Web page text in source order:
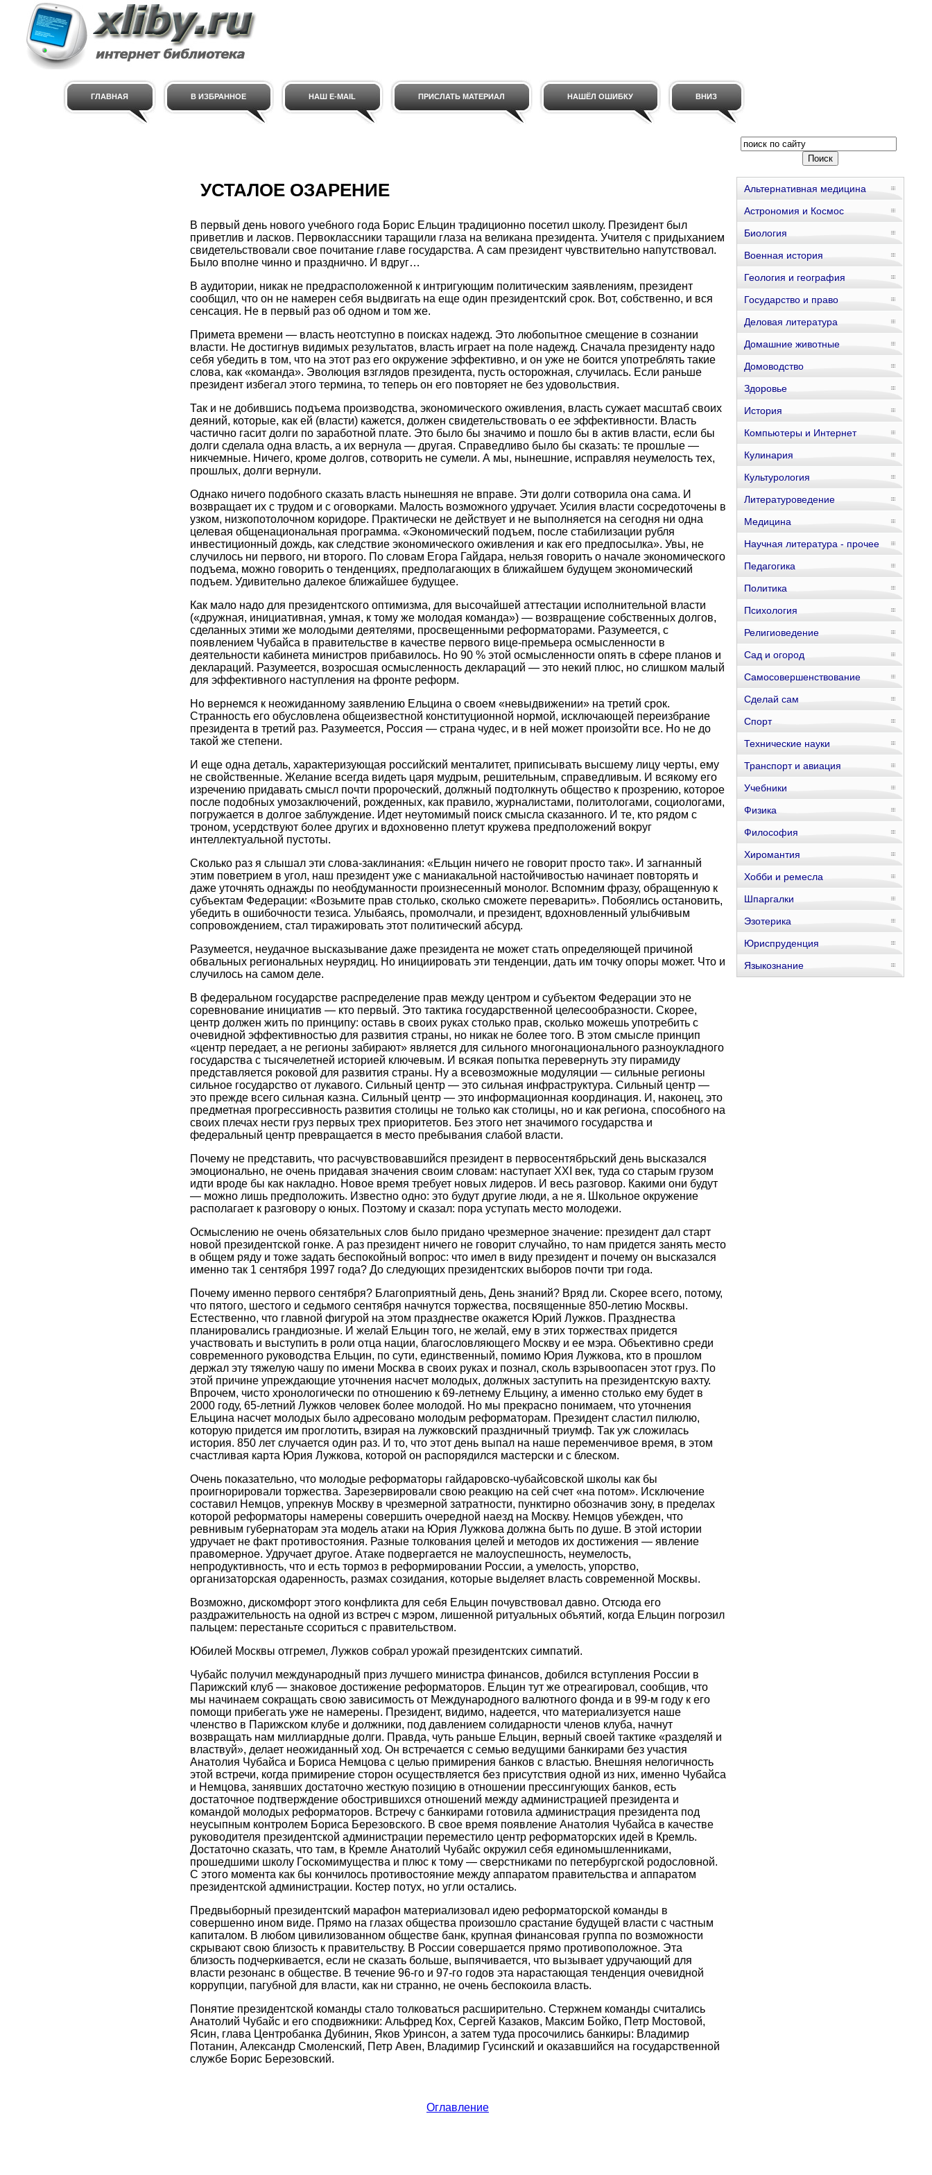
ГЛАВНАЯ В ИЗБРАННОЕ НАШ E-MAIL ПРИСЛАТЬ МАТЕРИАЛ НАШЁЛ ОШИБКУ ВНИЗ
УСТАЛОЕ ОЗАРЕНИЕ
В первый день нового учебного года Борис Ельцин традиционно посетил школу. Президент был
приветлив и ласков. Первоклассники таращили глаза на великана президента. Учителя с придыханием
свидетельствовали свое почитание главе государства. А сам президент чувствительно напутствовал.
Было вполне чинно и празднично. И вдруг…
В аудитории, никак не предрасположенной к интригующим политическим заявлениям, президент
сообщил, что он не намерен себя выдвигать на еще один президентский срок. Вот, собственно, и вся
сенсация. Не в первый раз об одном и том же.
Примета времени — власть неотступно в поисках надежд. Это любопытное смещение в сознании
власти. Не достигнув видимых результатов, власть играет на поле надежд. Сначала президенту надо
себя убедить в том, что на этот раз его окружение эффективно, и он уже не боится употреблять такие
слова, как «команда». Эволюция взглядов президента, пусть осторожная, случилась. Если раньше
президент избегал этого термина, то теперь он его повторяет не без удовольствия.
Так и не добившись подъема производства, экономического оживления, власть сужает масштаб своих
деяний, которые, как ей (власти) кажется, должен свидетельствовать о ее эффективности. Власть
частично гасит долги по заработной плате. Это было бы значимо и пошло бы в актив власти, если бы
долги сделала одна власть, а их вернула — другая. Справедливо было бы сказать: те прошлые —
никчемные. Ничего, кроме долгов, сотворить не сумели. А мы, нынешние, исправляя неумелость тех,
прошлых, долги вернули.
Однако ничего подобного сказать власть нынешняя не вправе. Эти долги сотворила она сама. И
возвращает их с трудом и с оговорками. Малость возможного удручает. Усилия власти сосредоточены в
узком, низкопотолочном коридоре. Практически не действует и не выполняется на сегодня ни одна
целевая общенациональная программа. «Экономический подъем, после стабилизации рубля
инвестиционный дождь, как следствие экономического оживления и как его предпосылка». Увы, не
случилось ни первого, ни второго. По словам Егора Гайдара, нельзя говорить о начале экономического
подъема, можно говорить о тенденциях, предполагающих в ближайшем будущем экономический
подъем. Удивительно далекое ближайшее будущее.
Как мало надо для президентского оптимизма, для высочайшей аттестации исполнительной власти
(«дружная, инициативная, умная, к тому же молодая команда») — возвращение собственных долгов,
сделанных этими же молодыми деятелями, просвещенными реформаторами. Разумеется, с
появлением Чубайса в правительстве в качестве первого вице-премьера осмысленности в
деятельности кабинета министров прибавилось. Но 90 % этой осмысленности опять в сфере планов и
деклараций. Разумеется, возросшая осмысленность деклараций — это некий плюс, но слишком малый
для эффективного наступления на фронте реформ.
Но вернемся к неожиданному заявлению Ельцина о своем «невыдвижении» на третий срок.
Странность его обусловлена общеизвестной конституционной нормой, исключающей переизбрание
президента в третий раз. Разумеется, Россия — страна чудес, и в ней может произойти все. Но не до
такой же степени.
И еще одна деталь, характеризующая российский менталитет, приписывать высшему лицу черты, ему
не свойственные. Желание всегда видеть царя мудрым, решительным, справедливым. И всякому его
изречению придавать смысл почти пророческий, должный подтолкнуть общество к прозрению, которое
после подобных умозаключений, рожденных, как правило, журналистами, политологами, социологами,
погружается в долгое заблуждение. Идет неутомимый поиск смысла сказанного. И те, кто рядом с
троном, усердствуют более других и вдохновенно плетут кружева предположений вокруг
интеллектуальной пустоты.
Сколько раз я слышал эти слова-заклинания: «Ельцин ничего не говорит просто так». И загнанный
этим поветрием в угол, наш президент уже с маниакальной настойчивостью начинает повторять и
даже уточнять однажды по необдуманности произнесенный монолог. Вспомним фразу, обращенную к
субъектам Федерации: «Возьмите прав столько, сколько сможете переварить». Побоялись остановить,
убедить в ошибочности тезиса. Улыбаясь, промолчали, и президент, вдохновленный улыбчивым
сопровождением, стал тиражировать этот политический абсурд.
Разумеется, неудачное высказывание даже президента не может стать определяющей причиной
обвальных региональных неурядиц. Но инициировать эти тенденции, дать им точку опоры может. Что и
случилось на самом деле.
В федеральном государстве распределение прав между центром и субъектом Федерации это не
соревнование инициатив — кто первый. Это тактика государственной целесообразности. Скорее,
центр должен жить по принципу: оставь в своих руках столько прав, сколько можешь употребить с
очевидной эффективностью для развития страны, но никак не более того. В этом смысле принцип
«центр передает, а не регионы забирают» является для сильного многонационального разноукладного
государства с тысячелетней историей ключевым. И всякая попытка перевернуть эту пирамиду
представляется роковой для развития страны. Ну а всевозможные модуляции — сильные регионы
сильное государство от лукавого. Сильный центр — это сильная инфраструктура. Сильный центр —
это прежде всего сильная казна. Сильный центр — это информационная координация. И, наконец, это
предметная прогрессивность развития столицы не только как столицы, но и как региона, способного на
своих плечах нести груз первых трех приоритетов. Без этого нет значимого государства и
федеральный центр превращается в место пребывания слабой власти.
Почему не представить, что расчувствовавшийся президент в первосентябрьский день высказался
эмоционально, не очень придавая значения своим словам: наступает ХХI век, туда со старым грузом
идти вроде бы как накладно. Новое время требует новых лидеров. И весь разговор. Какими они будут
— можно лишь предположить. Известно одно: это будут другие люди, а не я. Школьное окружение
располагает к разговору о юных. Поэтому и сказал: пора уступать место молодежи.
Осмыслению не очень обязательных слов было придано чрезмерное значение: президент дал старт
новой президентской гонке. А раз президент ничего не говорит случайно, то нам придется занять место
в общем ряду и тоже задать беспокойный вопрос: что имел в виду президент и почему он высказался
именно так 1 сентября 1997 года? До следующих президентских выборов почти три года.
Почему именно первого сентября? Благоприятный день, День знаний? Вряд ли. Скорее всего, потому,
что пятого, шестого и седьмого сентября начнутся торжества, посвященные 850-летию Москвы.
Естественно, что главной фигурой на этом празднестве окажется Юрий Лужков. Празднества
планировались грандиозные. И желай Ельцин того, не желай, ему в этих торжествах придется
участвовать и выступить в роли отца нации, благословляющего Москву и ее мэра. Объективно среди
современного руководства Ельцин, по сути, единственный, помимо Юрия Лужкова, кто в прошлом
держал эту тяжелую чашу по имени Москва в своих руках и познал, сколь взрывоопасен этот груз. По
этой причине упреждающие уточнения насчет молодых, должных заступить на президентскую вахту.
Впрочем, чисто хронологически по отношению к 69-летнему Ельцину, а именно столько ему будет в
2000 году, 65-летний Лужков человек более молодой. Но мы прекрасно понимаем, что уточнения
Ельцина насчет молодых было адресовано молодым реформаторам. Президент сластил пилюлю,
которую придется им проглотить, взирая на лужковский праздничный триумф. Так уж сложилась
история. 850 лет случается один раз. И то, что этот день выпал на наше переменчивое время, в этом
счастливая карта Юрия Лужкова, которой он распорядился мастерски и с блеском.
Очень показательно, что молодые реформаторы гайдаровско-чубайсовской школы как бы
проигнорировали торжества. Зарезервировали свою реакцию на сей счет «на потом». Исключение
составил Немцов, упрекнув Москву в чрезмерной затратности, пунктирно обозначив зону, в пределах
которой реформаторы намерены совершить очередной наезд на Москву. Немцов убежден, что
ревнивым губернаторам эта модель атаки на Юрия Лужкова должна быть по душе. В этой истории
удручает не факт противостояния. Разные толкования целей и методов их достижения — явление
правомерное. Удручает другое. Атаке подвергается не малоуспешность, неумелость,
непродуктивность, что и есть тормоз в реформировании России, а умелость, упорство,
организаторская одаренность, размах созидания, которые выделяет власть современной Москвы.
Возможно, дискомфорт этого конфликта для себя Ельцин почувствовал давно. Отсюда его
раздражительность на одной из встреч с мэром, лишенной ритуальных объятий, когда Ельцин погрозил
пальцем: перестаньте ссориться с правительством.
Юбилей Москвы отгремел, Лужков собрал урожай президентских симпатий.
Чубайс получил международный приз лучшего министра финансов, добился вступления России в
Парижский клуб — знаковое достижение реформаторов. Ельцин тут же отреагировал, сообщив, что
мы начинаем сокращать свою зависимость от Международного валютного фонда и в 99-м году к его
помощи прибегать уже не намерены. Президент, видимо, надеется, что материализуется наше
членство в Парижском клубе и должники, под давлением солидарности членов клуба, начнут
возвращать нам миллиардные долги. Правда, чуть раньше Ельцин, верный своей тактике «разделяй и
властвуй», делает неожиданный ход. Он встречается с семью ведущими банкирами без участия
Анатолия Чубайса и Бориса Немцова с целью примирения банков с властью. Внешняя нелогичность
этой встречи, когда примирение сторон осуществляется без присутствия одной из них, именно Чубайса
и Немцова, занявших достаточно жесткую позицию в отношении прессингующих банков, есть
достаточное подтверждение обострившихся отношений между администрацией президента и
командой молодых реформаторов. Встречу с банкирами готовила администрация президента под
неусыпным контролем Бориса Березовского. В свое время появление Анатолия Чубайса в качестве
руководителя президентской администрации переместило центр реформаторских идей в Кремль.
Достаточно сказать, что там, в Кремле Анатолий Чубайс окружил себя единомышленниками,
прошедшими школу Госкомимущества и плюс к тому — сверстниками по петербургской родословной.
С этого момента как бы кончилось противостояние между аппаратом правительства и аппаратом
президентской администрации. Костер потух, но угли остались.
Предвыборный президентский марафон материализовал идею реформаторской команды в
совершенно ином виде. Прямо на глазах общества произошло срастание будущей власти с частным
капиталом. В любом цивилизованном обществе банк, крупная финансовая группа по возможности
скрывают свою близость к правительству. В России совершается прямо противоположное. Эта
близость подчеркивается, если не сказать больше, выпячивается, что вызывает удручающий для
власти резонанс в обществе. В течение 96-го и 97-го годов эта нарастающая тенденция очевидной
коррупции, пагубной для власти, как ни странно, не очень беспокоила власть.
Понятие президентской команды стало толковаться расширительно. Стержнем команды считались
Анатолий Чубайс и его сподвижники: Альфред Кох, Сергей Казаков, Максим Бойко, Петр Мостовой,
Ясин, глава Центробанка Дубинин, Яков Уринсон, а затем туда просочились банкиры: Владимир
Потанин, Александр Смоленский, Петр Авен, Владимир Гусинский и оказавшийся на государственной
службе Борис Березовский.
Оглавление
Альтернативная медицина
Астрономия и Космос
Биология
Военная история
Геология и география
Государство и право
Деловая литература
Домашние животные
Домоводство
Здоровье
История
Компьютеры и Интернет
Кулинария
Культурология
Литературоведение
Медицина
Научная литература - прочее
Педагогика
Политика
Психология
Религиоведение
Сад и огород
Самосовершенствование
Сделай сам
Спорт
Технические науки
Транспорт и авиация
Учебники
Физика
Философия
Хиромантия
Хобби и ремесла
Шпаргалки
Эзотерика
Юриспруденция
Языкознание